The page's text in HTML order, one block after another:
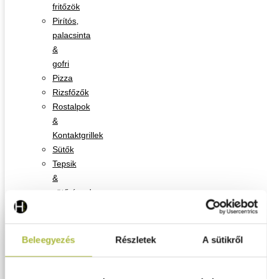
Beleegyezés Részletek A sütikről
fritőzök
Pirítós,
palacsinta
&
gofri
Pizza
Rizsfőzők
Rostalpok
&
Kontaktgrillek
Sütők
Tepsik
&
sütőrácsok